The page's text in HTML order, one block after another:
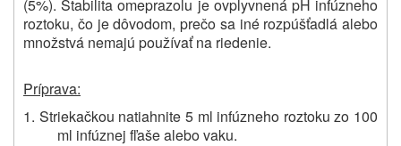
(5%). Stabilita omeprazolu je ovplyvnená pH infúzneho
roztoku, čo je dôvodom, prečo sa iné rozpúšťadlá alebo
množstvá nemajú používať na riedenie.
Príprava:
1. Striekačkou natiahnite 5 ml infúzneho roztoku zo 100
ml infúznej fľaše alebo vaku.